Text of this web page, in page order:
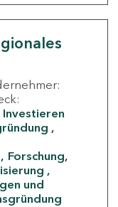
Investieren
Forschung,
und